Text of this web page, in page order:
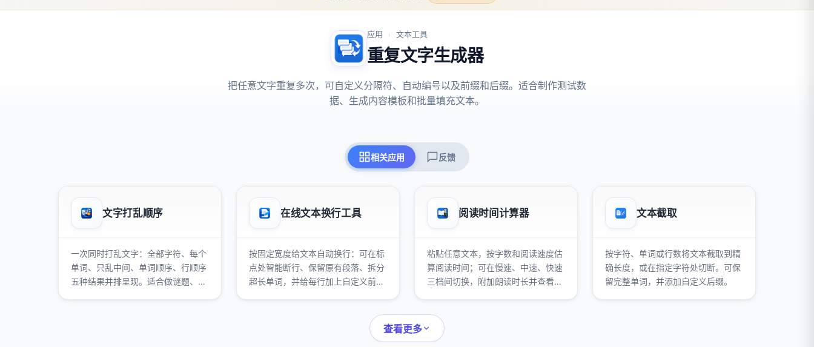
应用 › 文本工具
重复文字生成器
把任意文字重复多次，可自定义分隔符、自动编号以及前缀和后缀。适合制作测试数
据、生成内容模板和批量填充文本。
相关应用 反馈
文字打乱顺序
一次同时打乱文字：全部字符、每个
单词、只乱中间、单词顺序、行顺序
五种结果并排呈现。适合做谜题、测
在线文本换行工具
按固定宽度给文本自动换行：可在标
点处智能断行、保留原有段落、拆分
超长单词，并给每行加上自定义前
阅读时间计算器
粘贴任意文本，按字数和阅读速度估
算阅读时间；可在慢速、中速、快速
三档间切换，附加朗读时长并查看字
文本截取
按字符、单词或行数将文本截取到精
确长度，或在指定字符处切断。可保
留完整单词，并添加自定义后缀。
查看更多